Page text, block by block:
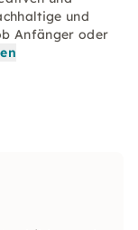
und
Anfänger oder